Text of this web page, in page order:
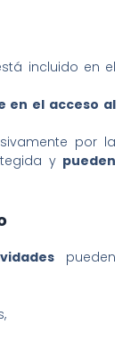
incluido en el
en el acceso al
por la
y pueden
pueden